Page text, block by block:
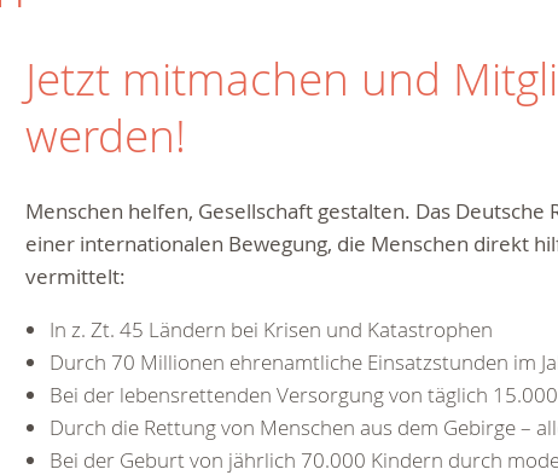
Jetzt mitmachen und
werden!
Menschen helfen, Gesellschaft gestalten. Das Deutsche
einer internationalen Bewegung, die Menschen direkt
vermittelt:
In z. Zt. 45 Ländern bei Krisen und Katastrophen
Durch 70 Millionen ehrenamtliche Einsatzstunden im
Bei der lebensrettenden Versorgung von täglich
Durch die Rettung von Menschen aus dem Gebirge –
Bei der Geburt von jährlich 70.000 Kindern durch